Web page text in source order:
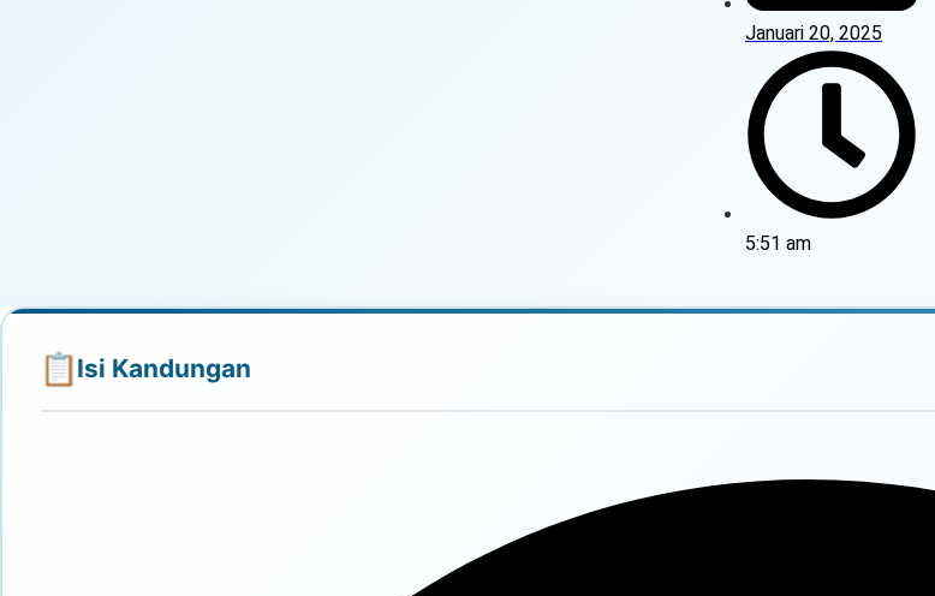
Januari 20, 2025
5:51 am
Isi Kandungan